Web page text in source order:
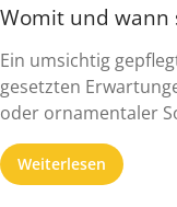
Womit und wann
Ein umsichtig
gesetzten
oder ornamentaler
Weiterlesen